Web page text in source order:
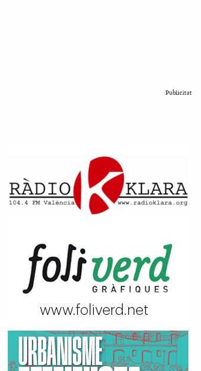
Publicitat